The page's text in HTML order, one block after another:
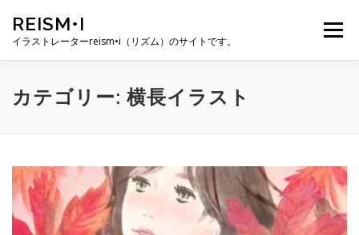
REISM•I
イラストレーターreism•i（リズム）のサイトです。
メニュー
HOME GALLERY PROFILE WORK
お問い合わせ
カテゴリー: 横長イラスト